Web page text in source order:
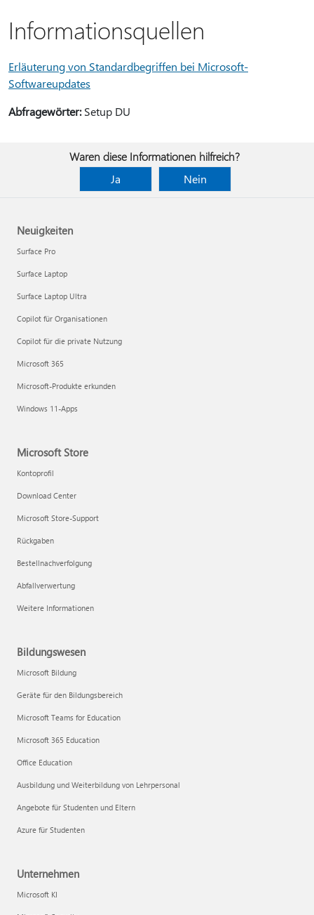
Informationsquellen
Erläuterung von Standardbegriffen bei Microsoft-
Softwareupdates
Abfragewörter:Setup DU
Waren diese Informationen hilfreich?
Ja
Nein
Neuigkeiten
Surface Pro
Surface Laptop
Surface Laptop Ultra
Copilot für Organisationen
Copilot für die private Nutzung
Microsoft 365
Microsoft-Produkte erkunden
Windows 11-Apps
Microsoft Store
Kontoprofil
Download Center
Microsoft Store-Support
Rückgaben
Bestellnachverfolgung
Abfallverwertung
Weitere Informationen
Bildungswesen
Microsoft Bildung
Geräte für den Bildungsbereich
Microsoft Teams for Education
Microsoft 365 Education
Office Education
Ausbildung und Weiterbildung von Lehrpersonal
Angebote für Studenten und Eltern
Azure für Studenten
Unternehmen
Microsoft KI